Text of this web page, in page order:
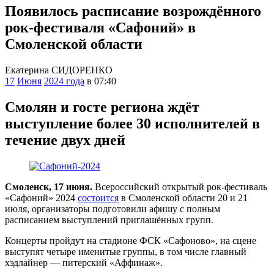
Появилось расписание возрождённого
рок-фестиваля «Сафоний» в
Смоленской области
Екатерина СИДОРЕНКО
17 Июня 2024 года в 07:40
Смолян и госте региона ждёт
выступление более 30 исполнителей в
течение двух дней
Смоленск, 17 июня. Всероссийский открытый рок-фестиваль
«Сафоний» 2024 состоится в Смоленской области 20 и 21
июля, организаторы подготовили афишу с полным
расписанием выступлений приглашённых групп.
Концерты пройдут на стадионе ФСК «Сафоново», на сцене
выступят четыре именитые группы, в том числе главный
хэдлайнер — питерский «Аффинаж».